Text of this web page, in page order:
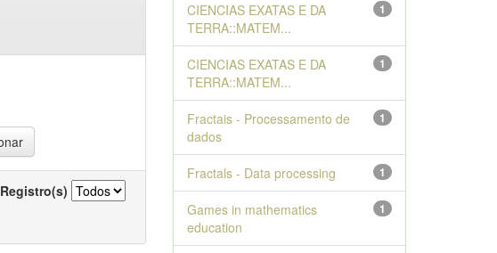
Registro(s)
1
CIENCIAS EXATAS E DA
TERRA::MATEM...
1
CIENCIAS EXATAS E DA
TERRA::MATEM...
1
Fractais - Processamento de
dados
1
Fractals - Data processing
1
Games in mathematics
education